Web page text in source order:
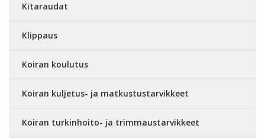
Kitaraudat
Klippaus
Koiran koulutus
Koiran kuljetus- ja matkustustarvikkeet
Koiran turkinhoito- ja trimmaustarvikkeet